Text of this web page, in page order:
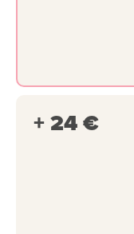
+ 24 €